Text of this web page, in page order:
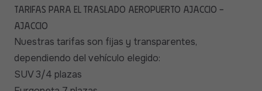
Tarifas para el traslado aeropuerto Ajaccio -
Ajaccio
Nuestras tarifas son fijas y transparentes,
dependiendo del vehículo elegido:
SUV 3/4 plazas